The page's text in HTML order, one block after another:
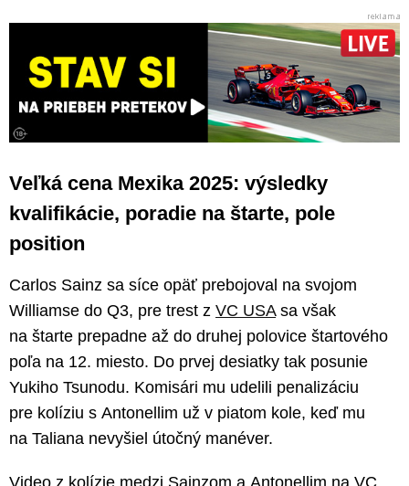
Veľká cena Mexika 2025: výsledky
kvalifikácie, poradie na štarte, pole
position
Carlos Sainz sa síce opäť prebojoval na svojom
Williamse do Q3, pre trest z VC USAsa však
na štarte prepadne až do druhej polovice štartového
poľa na 12. miesto. Do prvej desiatky tak posunie
Yukiho Tsunodu. Komisári mu udelili penalizáciu
pre kolíziu s Antonellim už v piatom kole, keď mu
na Taliana nevyšiel útočný manéver.